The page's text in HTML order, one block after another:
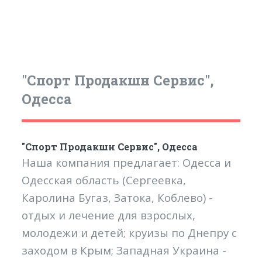
"Спорт Продакшн Сервис",
Одесса
"Спорт Продакшн Сервис", Одесса
Наша компания предлагает: Одесса и
Одесская область (Сергеевка,
Каролина Бугаз, Затока, Коблево) -
отдых и лечение для взрослых,
молодежи и детей; круизы по Днепру с
заходом в Крым; Западная Украина -